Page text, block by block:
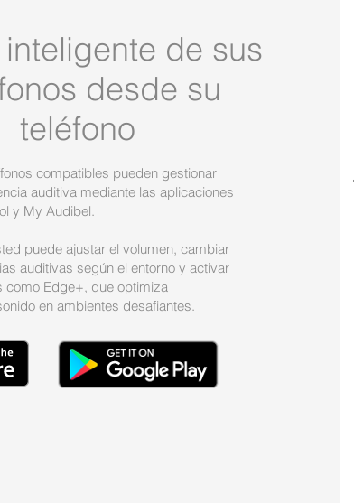
de sus
desde su
teléfono
compatibles pueden gestionar
auditiva mediante las aplicaciones
y My Audibel.
puede ajustar el volumen, cambiar
auditivas según el entorno y activar
como Edge+, que optimiza
en ambientes desafiantes.